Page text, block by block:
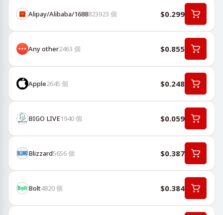
Alipay/Alibaba/1688823923 個 $0.299
Any other2463 個 $0.855
Apple2645 個 $0.248
BIGO LIVE1940個 $0.059
Blizzard5656個 $0.387
Bolt4820個 $0.384